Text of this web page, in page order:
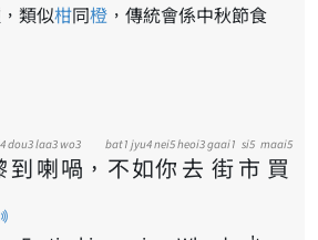
類似柑同橙 ，傳統會係中秋節食
到
dou3
喇
laa3
喎
wo3
， 不
bat1
如
jyu4
你
nei5
去
heoi3
街
gaai1
市
si5
買
maai5